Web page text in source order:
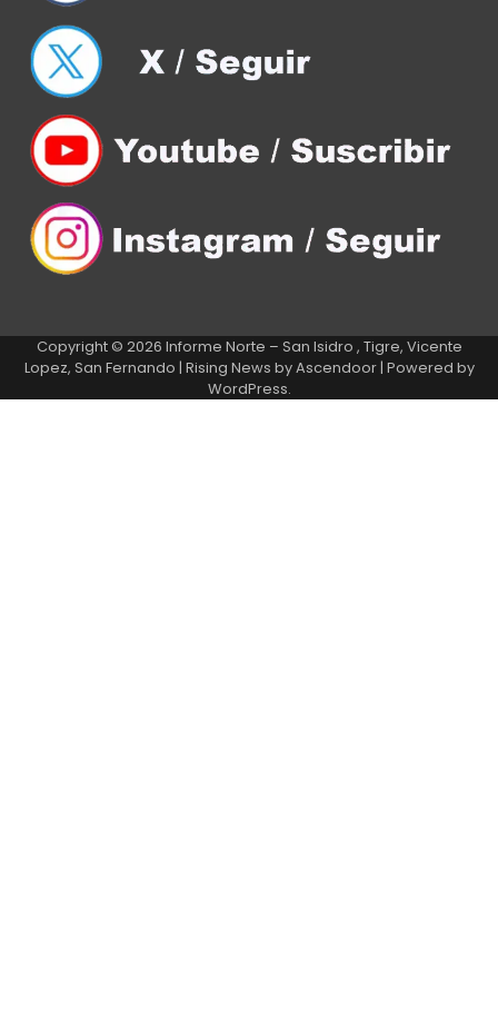
Copyright © 2026 Informe Norte – San Isidro , Tigre, Vicente
Lopez, San Fernando | Rising News byAscendoor| Powered by
WordPress.